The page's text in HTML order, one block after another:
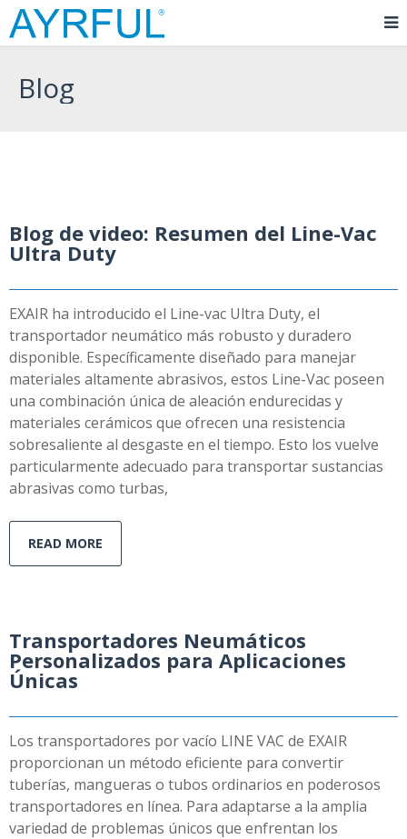
Blog
Blog de video: Resumen del Line-Vac
Ultra Duty
EXAIR ha introducido el Line-vac Ultra Duty, el
transportador neumático más robusto y duradero
disponible. Específicamente diseñado para manejar
materiales altamente abrasivos, estos Line-Vac poseen
una combinación única de aleación endurecidas y
materiales cerámicos que ofrecen una resistencia
sobresaliente al desgaste en el tiempo. Esto los vuelve
particularmente adecuado para transportar sustancias
abrasivas como turbas,
READ MORE
Transportadores Neumáticos
Personalizados para Aplicaciones
Únicas
Los transportadores por vacío LINE VAC de EXAIR
proporcionan un método eficiente para convertir
tuberías, mangueras o tubos ordinarios en poderosos
transportadores en línea. Para adaptarse a la amplia
variedad de problemas únicos que enfrentan los